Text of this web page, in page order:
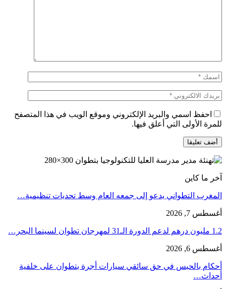
احفظ اسمي والبريد الإلكتروني وموقع الويب في هذا المتصفح
للمرة الأولى التي أعلق فيها.
آخر ما كاين
المغرب التطواني يدعو إلى جمعه العام وسط تحديات تنظيمية…
أغسطس 7, 2026
1.2 مليون درهم لدعم الدورة الـ31 لمهرجان تطوان لسينما البحر…
أغسطس 6, 2026
أحكام بالحبس في حق سائقي سيارات أجرة بتطوان على خلفية
أحداث…